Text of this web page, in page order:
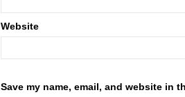
Website
Save my name, email, and website in